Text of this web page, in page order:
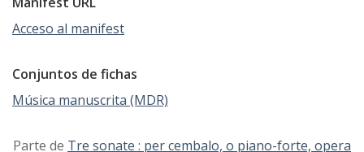
Acceso al manifest
Conjuntos de fichas
Música manuscrita (MDR)
Parte de Tre sonate : per cembalo, o piano-forte, opera